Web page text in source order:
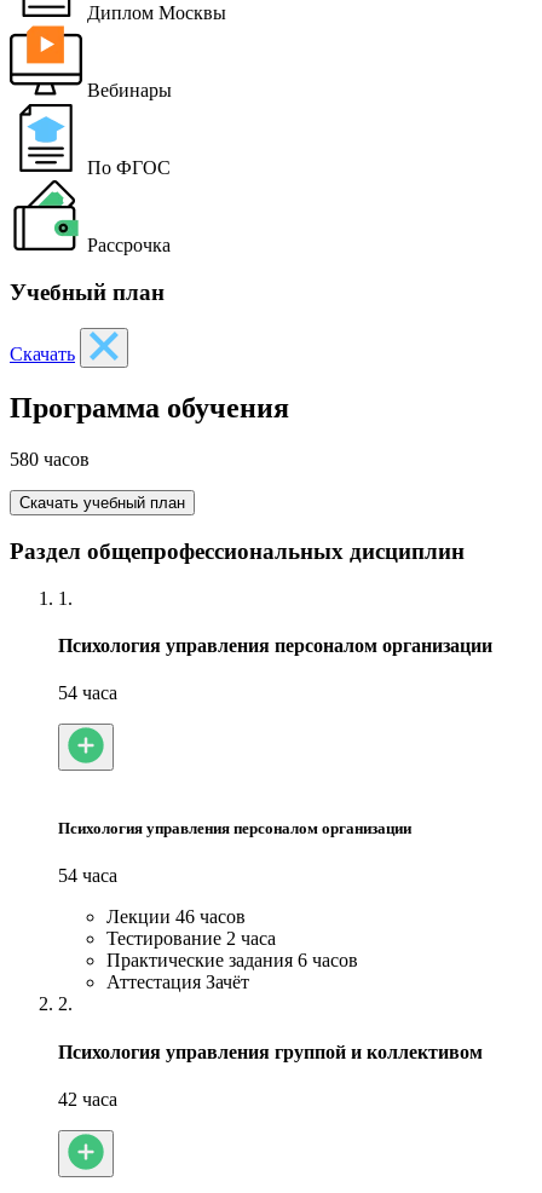
Диплом Москвы
Вебинары
По ФГОС
Рассрочка
Учебный план
Скачать
Программа обучения
580 часов
Скачать учебный план
Раздел общепрофессиональных дисциплин
1.
Психология управления персоналом организации
54 часа
Психология управления персоналом организации
54 часа
Лекции 46 часов
Тестирование 2 часа
Практические задания 6 часов
Аттестация Зачёт
2.
Психология управления группой и коллективом
42 часа